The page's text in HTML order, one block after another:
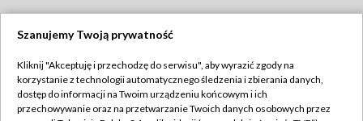
TVP
Abonament TVP
Regulamin TVP
Szanujemy Twoją prywatność
Kliknij "Akceptuję i przechodzę do serwisu", aby wyrazić zgody na
korzystanie z technologii automatycznego śledzenia i zbierania danych,
dostęp do informacji na Twoim urządzeniu końcowym i ich
przechowywanie oraz na przetwarzanie Twoich danych osobowych przez